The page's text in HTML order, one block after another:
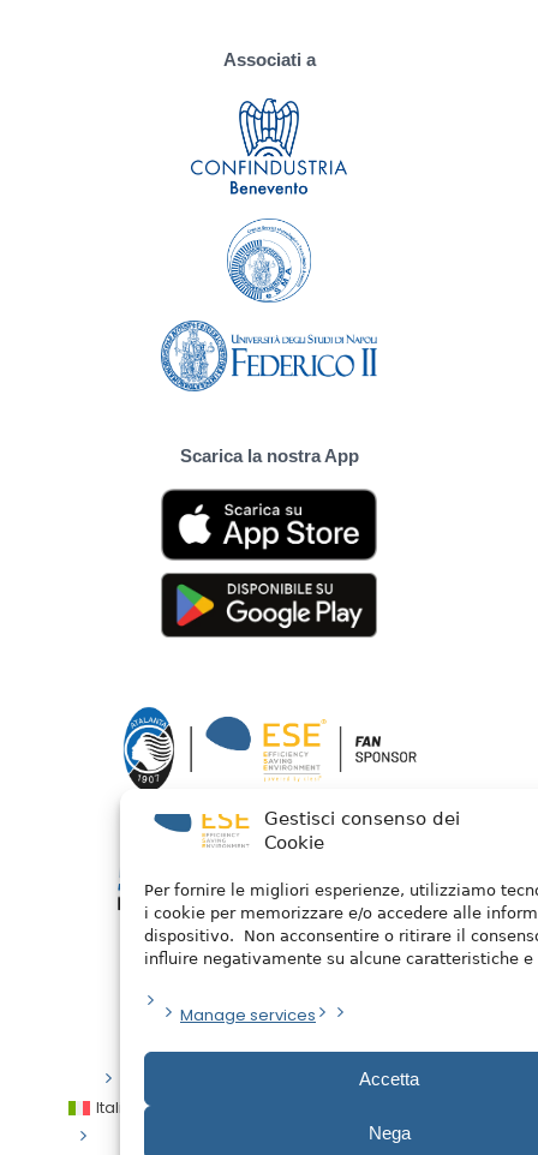
Gestisci consenso dei
Cookie
Per fornire le migliori esperienze, utilizziamo
i cookie per memorizzare e/o accedere alle
dispositivo. Non acconsentire o ritirare il
influire negativamente su alcune caratteristiche e
Manage services
Accetta
Nega
Associati a
Scarica la nostra App
Italiano